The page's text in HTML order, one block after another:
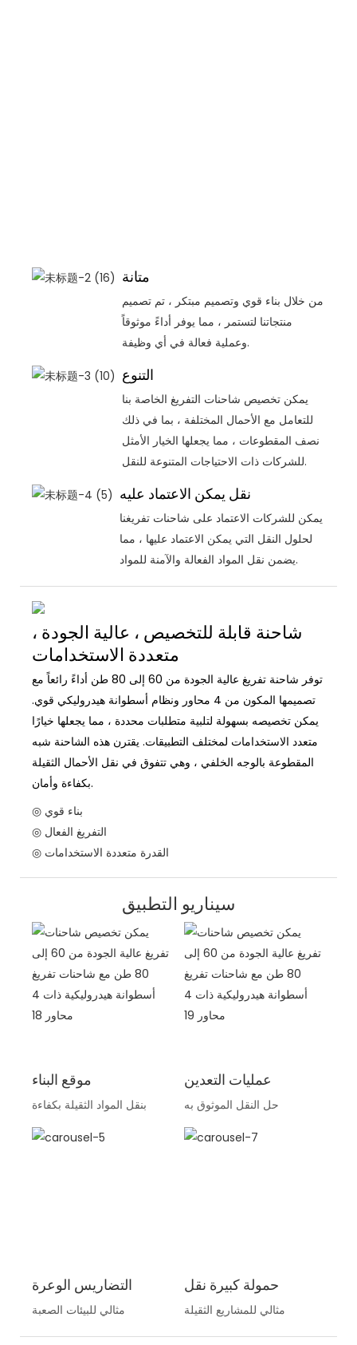
متانة
من خلال بناء قوي وتصميم مبتكر ، تم تصميم
منتجاتنا لتستمر ، مما يوفر أداءً موثوقاً
وعملية فعالة في أي وظيفة.
التنوع
يمكن تخصيص شاحنات التفريغ الخاصة بنا
للتعامل مع الأحمال المختلفة ، بما في ذلك
نصف المقطوعات ، مما يجعلها الخيار الأمثل
للشركات ذات الاحتياجات المتنوعة للنقل.
نقل يمكن الاعتماد عليه
يمكن للشركات الاعتماد على شاحنات تفريغنا
لحلول النقل التي يمكن الاعتماد عليها ، مما
يضمن نقل المواد الفعالة والآمنة للمواد.
شاحنة قابلة للتخصيص ، عالية الجودة ،
متعددة الاستخدامات
توفر شاحنة تفريغ عالية الجودة من 60 إلى 80 طن أداءً رائعاً مع
تصميمها المكون من 4 محاور ونظام أسطوانة هيدروليكي قوي.
يمكن تخصيصه بسهولة لتلبية متطلبات محددة ، مما يجعلها خيارًا
متعدد الاستخدامات لمختلف التطبيقات. يقترن هذه الشاحنة شبه
المقطوعة بالوجه الخلفي ، وهي تتفوق في نقل الأحمال الثقيلة
بكفاءة وأمان.
◎ بناء قوي
◎ التفريغ الفعال
◎ القدرة متعددة الاستخدامات
سيناريو التطبيق
موقع البناء
بنقل المواد الثقيلة بكفاءة
عمليات التعدين
حل النقل الموثوق به
التضاريس الوعرة
مثالي للبيئات الصعبة
حمولة كبيرة نقل
مثالي للمشاريع الثقيلة